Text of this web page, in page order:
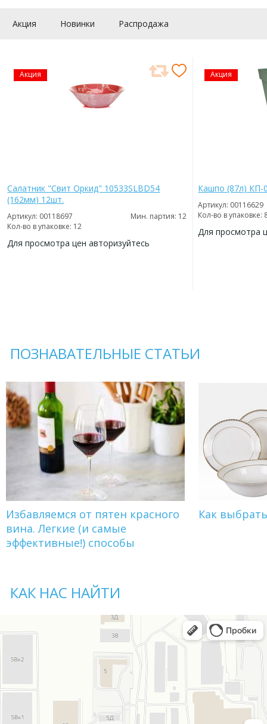
Акция Новинки Распродажа
Акция
Салатник "Свит Оркид" 10533SLBD54
(162мм) 12шт.
Артикул: 00118697
Мин. партия: 12
Кол-во в упаковке: 12
Для просмотра цен авторизуйтесь
Акция
Кашпо (87л) КП-
Артикул: 00116629
Кол-во в упаковке:
Для просмотра
ПОЗНАВАТЕЛЬНЫЕ СТАТЬИ
Избавляемся от пятен красного
вина. Легкие (и самые
эффективные!) способы
Как
КАК НАС НАЙТИ